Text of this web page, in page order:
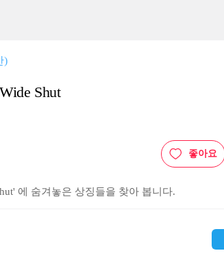
)
Shut
좋아요
에 숨겨놓은 상징들을 찾아 봅니다.